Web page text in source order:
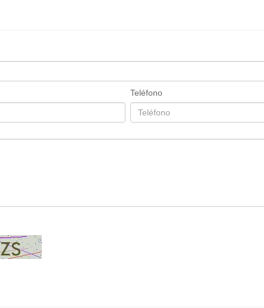
Teléfono